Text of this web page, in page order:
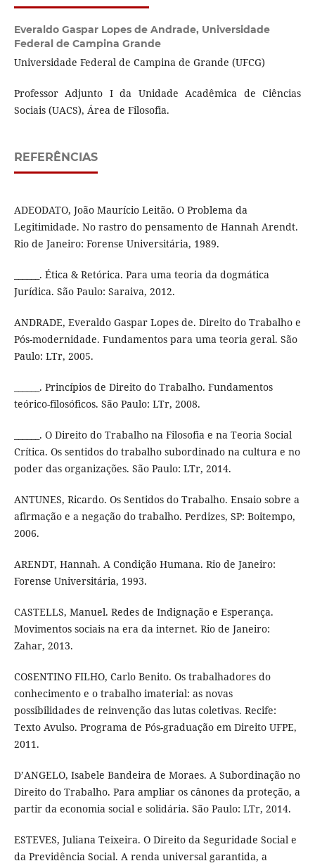
Everaldo Gaspar Lopes de Andrade, Universidade
Federal de Campina Grande
Universidade Federal de Campina de Grande (UFCG)
Professor Adjunto I da Unidade Acadêmica de Ciências
Sociais (UACS), Área de Filosofia.
REFERÊNCIAS
ADEODATO, João Maurício Leitão. O Problema da
Legitimidade. No rastro do pensamento de Hannah Arendt.
Rio de Janeiro: Forense Universitária, 1989.
______. Ética & Retórica. Para uma teoria da dogmática
Jurídica. São Paulo: Saraiva, 2012.
ANDRADE, Everaldo Gaspar Lopes de. Direito do Trabalho e
Pós-modernidade. Fundamentos para uma teoria geral. São
Paulo: LTr, 2005.
______. Princípios de Direito do Trabalho. Fundamentos
teórico-filosóficos. São Paulo: LTr, 2008.
______. O Direito do Trabalho na Filosofia e na Teoria Social
Crítica. Os sentidos do trabalho subordinado na cultura e no
poder das organizações. São Paulo: LTr, 2014.
ANTUNES, Ricardo. Os Sentidos do Trabalho. Ensaio sobre a
afirmação e a negação do trabalho. Perdizes, SP: Boitempo,
2006.
ARENDT, Hannah. A Condição Humana. Rio de Janeiro:
Forense Universitária, 1993.
CASTELLS, Manuel. Redes de Indignação e Esperança.
Movimentos sociais na era da internet. Rio de Janeiro:
Zahar, 2013.
COSENTINO FILHO, Carlo Benito. Os trabalhadores do
conhecimento e o trabalho imaterial: as novas
possibilidades de reinvenção das lutas coletivas. Recife:
Texto Avulso. Programa de Pós-graduação em Direito UFPE,
2011.
D’ANGELO, Isabele Bandeira de Moraes. A Subordinação no
Direito do Trabalho. Para ampliar os cânones da proteção, a
partir da economia social e solidária. São Paulo: LTr, 2014.
ESTEVES, Juliana Teixeira. O Direito da Seguridade Social e
da Previdência Social. A renda universal garantida, a